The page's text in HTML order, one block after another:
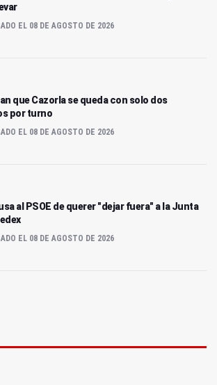
EL 08 DE AGOSTO DE 2026
que Cazorla se queda con solo dos
por turno
EL 08 DE AGOSTO DE 2026
al PSOE de querer "dejar fuera" a la Junta
EL 08 DE AGOSTO DE 2026